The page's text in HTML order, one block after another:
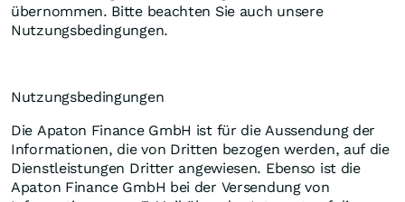
übernommen. Bitte beachten Sie auch unsere
Nutzungsbedingungen.
Nutzungsbedingungen
Die Apaton Finance GmbH ist für die Aussendung der
Informationen, die von Dritten bezogen werden, auf die
Dienstleistungen Dritter angewiesen. Ebenso ist die
Apaton Finance GmbH bei der Versendung von